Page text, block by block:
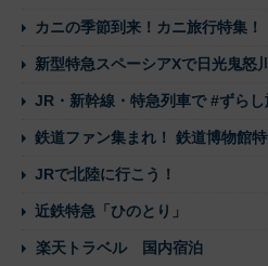
カニの季節到来！カニ旅行特集！
新型特急スペーシアXで日光鬼怒
JR・新幹線・特急列車で #ずらし
鉄道ファン集まれ！ 鉄道博物館
JRで北陸に行こう！
近鉄特急「ひのとり」
楽天トラベル 国内宿泊